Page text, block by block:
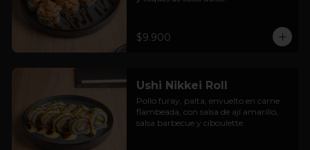
$9.900
Ushi Nikkei Roll
Pollo furay, palta, envuelto en carne
flambeada, con salsa de ají amarillo,
salsa barbecue y ciboulette.